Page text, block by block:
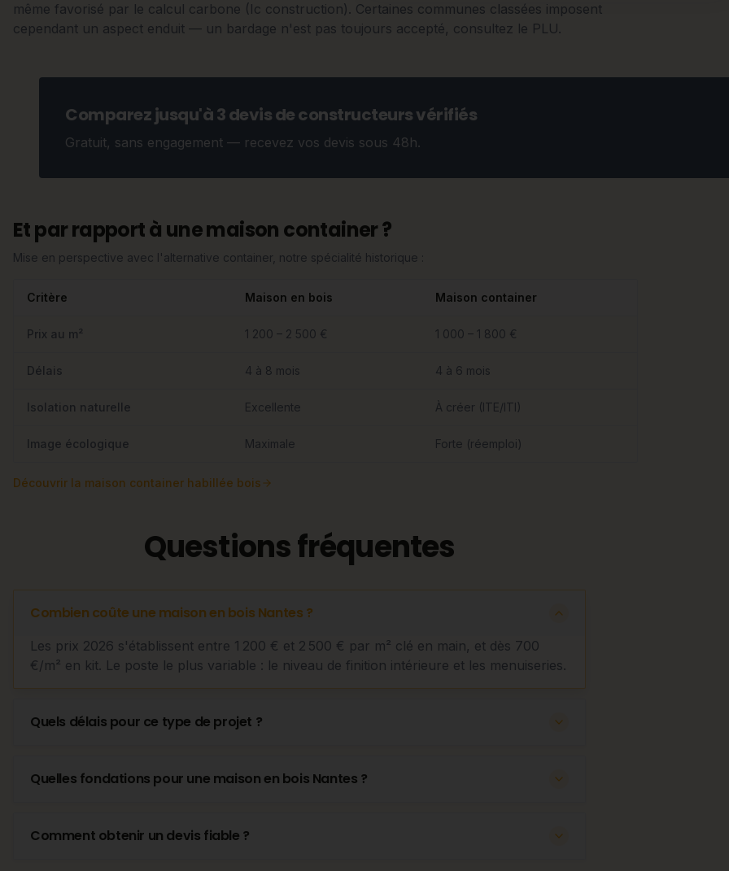
même favorisé par le calcul carbone (Ic construction). Certaines communes classées imposent
cependant un aspect enduit — un bardage n'est pas toujours accepté, consultez le PLU.
Comparez jusqu'à 3 devis de constructeurs vérifiés
Gratuit, sans engagement — recevez vos devis sous 48h.
Et par rapport à une maison container ?
Mise en perspective avec l'alternative container, notre spécialité historique :
Critère Maison en bois Maison container
Prix au m² 1 200 – 2 500 € 1 000 – 1 800 €
Délais 4 à 8 mois 4 à 6 mois
Isolation naturelle Excellente À créer (ITE/ITI)
Image écologique Maximale Forte (réemploi)
Découvrir la maison container habillée bois
Questions fréquentes
Combien coûte une maison en bois Nantes ?
Les prix 2026 s'établissent entre 1 200 € et 2 500 € par m² clé en main, et dès 700
€/m² en kit. Le poste le plus variable : le niveau de finition intérieure et les menuiseries.
Quels délais pour ce type de projet ?
Quelles fondations pour une maison en bois Nantes ?
Comment obtenir un devis fiable ?